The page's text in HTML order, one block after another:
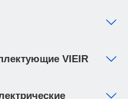
VIEIR